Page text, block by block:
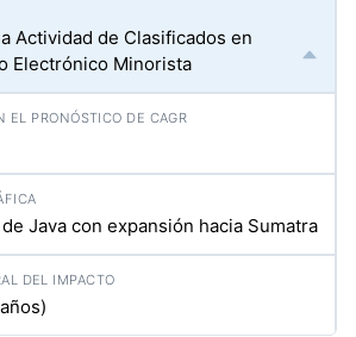
Actividad de Clasificados en
Electrónico Minorista
Java con expansión hacia Sumatra